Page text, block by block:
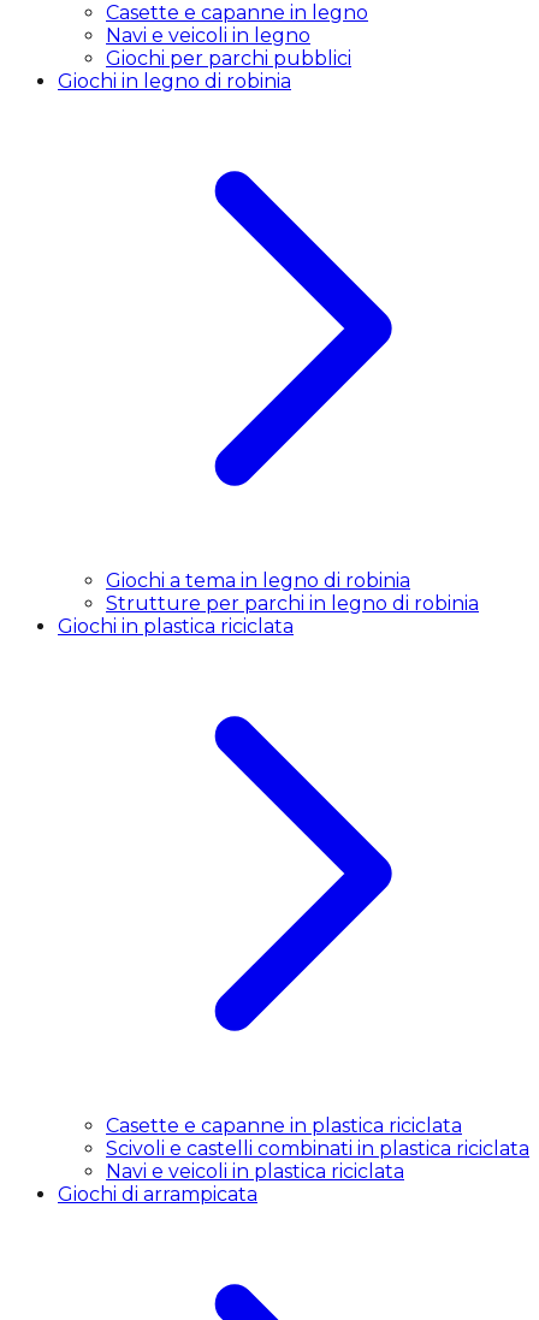
Casette e capanne in legno
Navi e veicoli in legno
Giochi per parchi pubblici
Giochi in legno di robinia
Giochi a tema in legno di robinia
Strutture per parchi in legno di robinia
Giochi in plastica riciclata
Casette e capanne in plastica riciclata
Scivoli e castelli combinati in plastica riciclata
Navi e veicoli in plastica riciclata
Giochi di arrampicata